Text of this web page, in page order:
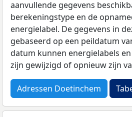
aanvullende gegevens
berekeningstype en de
energielabel. De gegevens in
gebaseerd op een peildatum
datum kunnen energielabels
zijn gewijzigd of opnieuw zijn
Adressen Doetinchem